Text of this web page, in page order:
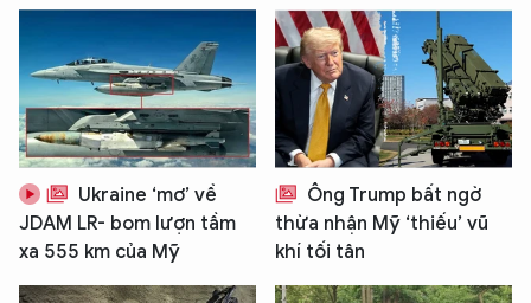
Ukraine ‘mơ’ về
JDAM LR- bom lượn tầm
xa 555 km của Mỹ
Ông Trump bất ngờ
thừa nhận Mỹ ‘thiếu’ vũ
khí tối tân